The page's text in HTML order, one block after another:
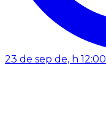
23 de sep de, h 12:00